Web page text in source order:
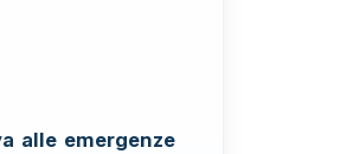
alle emergenze